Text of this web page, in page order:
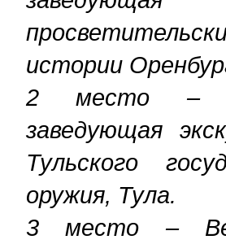
истории
2 место –
заведующая
Тульского
оружия, Тула.
3 место –